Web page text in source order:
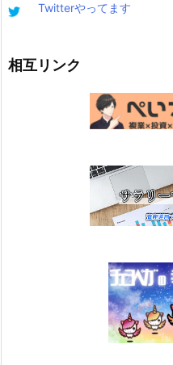
Twitterやってます
相互リンク